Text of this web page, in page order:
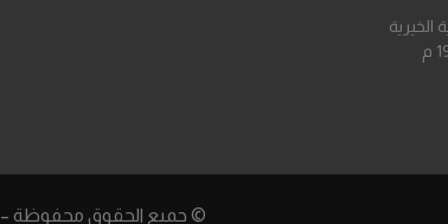
الخيرية
© جميع الحقوق محفوظة – 2020 مدعوم من